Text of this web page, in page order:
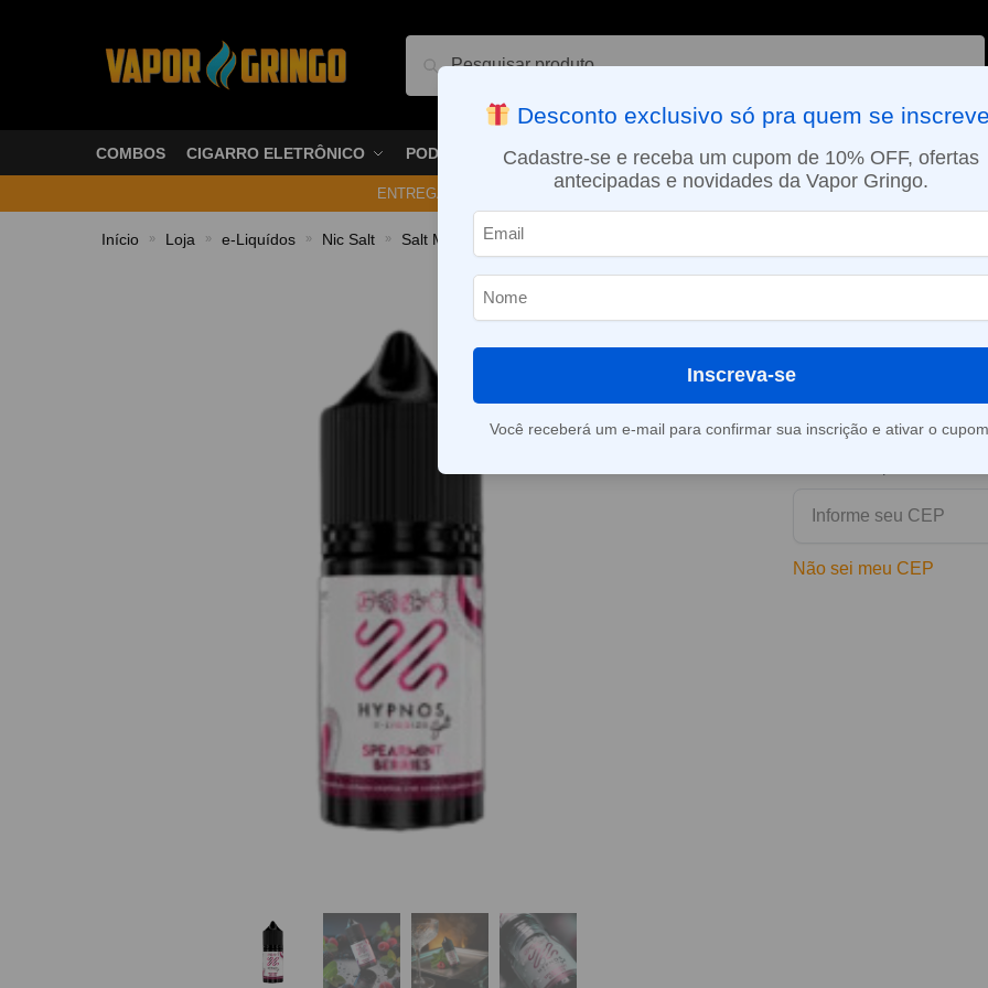
Pesquisar
COMBOS CIGARRO ELETRÔNICO PODS VAPORIZADOR DE ERVAS E-LIQUÍDOS NICOTINA ORAL
ENTREGA NO MESMO DIA EM SÃO PAULO (SEG A SEX): PEDIDOS APROVADOS ATÉ
Início » Loja » e-Liquídos » Nic Salt » Salt Mentolados
Líquido
Spearmint
Este produto está fora
Consultar prazo e valor
Não sei meu CEP
Desconto exclusivo só pra quem se
Cadastre-se e receba um cupom de 10% OFF, ofertas
antecipadas e novidades da Vapor Gringo.
Inscreva-se
Você receberá um e-mail para confirmar sua inscrição e ativar o